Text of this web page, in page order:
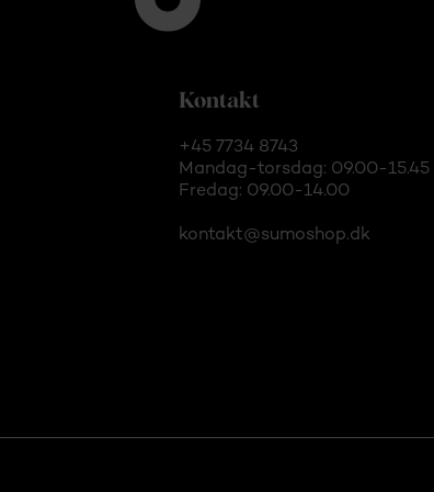
Kontakt
+45 7734 8743
Mandag-torsdag: 09.00-15.45
Fredag: 09.00-14.00
kontakt@sumoshop.dk